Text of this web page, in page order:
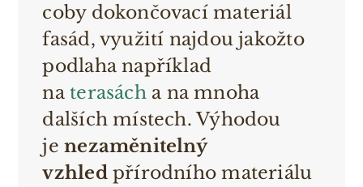
coby dokončovací materiál
fasád, využití najdou jakožto
podlaha například
na terasácha na mnoha
dalších místech. Výhodou
jenezaměnitelný
vzhledpřírodního materiálu